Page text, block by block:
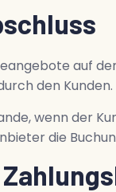
auf
den Kunden.
wenn der
die